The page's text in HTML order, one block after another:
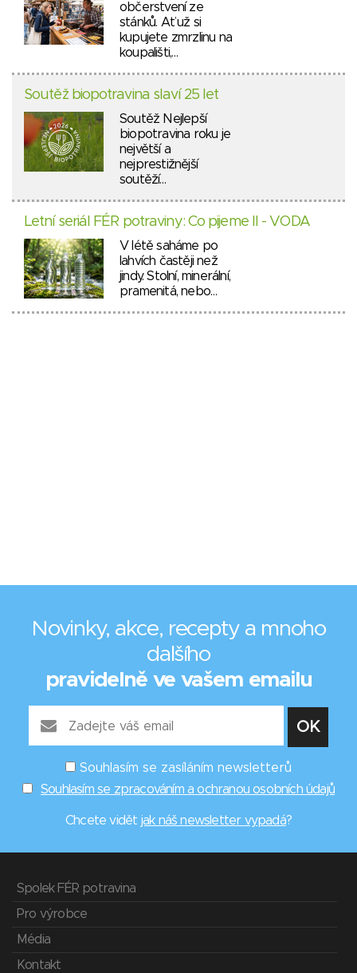
občerstvení ze
stánků. Ať už si
kupujete zmrzlinu na
koupališti,…
Soutěž biopotravina slaví 25 let
Soutěž Nejlepší
biopotravina roku je
největší a
nejprestižnější
soutěží…
Letní seriál FÉR potraviny: Co pijeme II - VODA
V létě saháme po
lahvích častěji než
jindy. Stolní, minerální,
pramenitá, nebo…
Novinky, akce, recepty a mnoho
dalšího
pravidelně ve vašem emailu
Souhlasím se zasíláním newsletterů
Souhlasím se zpracováním a ochranou osobních údajů
Chcete vidět jak náš newsletter vypadá?
Spolek FÉR potravina
Pro výrobce
Média
Kontakt